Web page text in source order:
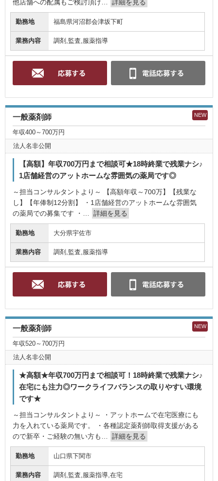
他店舗への配属もご検討頂け… 詳細を見る
勤務地 福島県河沼郡会津坂下町
業務内容 調剤,監査,服薬指導
NEW
一般薬剤師
年収400～700万円
法人名非公開
【高額】年収700万円まで相談可★18時終業で残業ナシ♪
1店舗経営のアットホームな雰囲気の薬局です◎
～担当コンサルタントより～ 【高額年収～700万】【残業な
し】【年俸制12分割】 ・1店舗経営のアットホームな雰囲気
の薬局での募集です ・…
詳細を見る
勤務地 大分県宇佐市
業務内容 調剤,監査,服薬指導
NEW
一般薬剤師
年収520～700万円
法人名非公開
★高額★年収700万円まで相談可！18時終業で残業ナシ♪
在宅にも注力◎ワークライフバランスの取りやすい環境
です★
～担当コンサルタントより～ ・アットホームで在宅医療にも
力を入れている薬局です。 ・各種認定薬剤師取得支援がある
ので新卒・ご経験の無い方も…
詳細を見る
勤務地 山口県下関市
業務内容 調剤,監査,服薬指導,在宅